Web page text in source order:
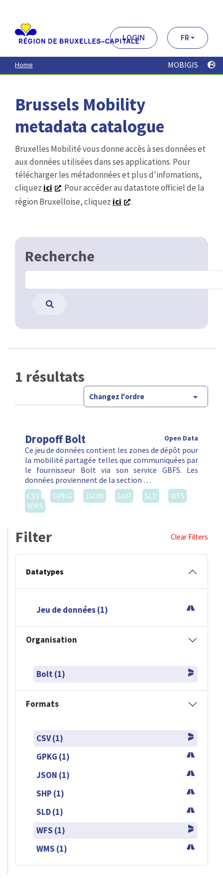
contenu
principal
LOGIN FR
Home MOBIGIS
Brussels Mobility
metadata catalogue
Bruxelles Mobilité vous donne accès à ses données et
aux données utilisées dans ses applications. Pour
télécharger les métadonnées et plus d'infomations,
cliquez ici
. Pour accéder au datastore officiel de la
région Bruxelloise, cliquez ici .
Recherche
1 résultats
Changez l'ordre
Dropoff Bolt Open Data
Ce jeu de données contient les zones de dépôt pour
la mobilité partagée telles que communiquées par
le fournisseur Bolt via son service GBFS. Les
données proviennent de la section …
CSV
GPKG JSON SHP SLD
WFS
WMS
Filter Clear Filters
Datatypes
Jeu de données (1)
Organisation
Bolt (1)
Formats
CSV (1)
GPKG (1)
JSON (1)
SHP (1)
SLD (1)
WFS (1)
WMS (1)